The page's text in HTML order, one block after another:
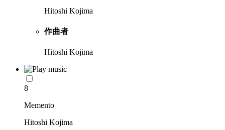
Hitoshi Kojima
作曲者
Hitoshi Kojima
8
Memento
Hitoshi Kojima